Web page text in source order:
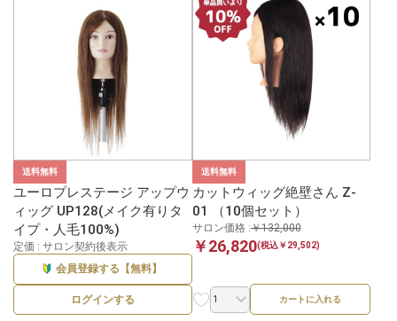
送料無料
ユーロプレステージ アップウ
ィッグ UP128(メイク有りタ
イプ・人毛100%)
定価 : サロン契約後表示
会員登録する【無料】
ログインする
送料無料
カットウィッグ絶壁さん Z-
01 （10個セット）
サロン価格 :￥132,000
￥26,820(税込￥29,502)
カートに入れる